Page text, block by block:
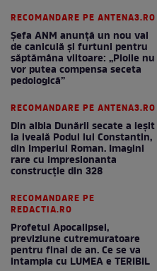
RECOMANDARE PE ANTENA3.RO
Șefa ANM anunță un nou val
de caniculă și furtuni pentru
săptămâna viitoare: „Ploile nu
vor putea compensa seceta
pedologică”
RECOMANDARE PE ANTENA3.RO
Din albia Dunării secate a ieșit
la iveală Podul lui Constantin,
din Imperiul Roman. Imagini
rare cu impresionanta
construcție din 328
RECOMANDARE PE
REDACTIA.RO
Profetul Apocalipsei,
previziune cutremuratoare
pentru final de an. Ce se va
intampla cu LUMEA e TERIBIL